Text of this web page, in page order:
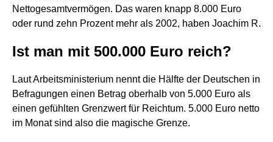
Nettogesamtvermögen. Das waren knapp 8.000 Euro
oder rund zehn Prozent mehr als 2002, haben Joachim R.
Ist man mit 500.000 Euro reich?
Laut Arbeitsministerium nennt die Hälfte der Deutschen in
Befragungen einen Betrag oberhalb von 5.000 Euro als
einen gefühlten Grenzwert für Reichtum. 5.000 Euro netto
im Monat sind also die magische Grenze.